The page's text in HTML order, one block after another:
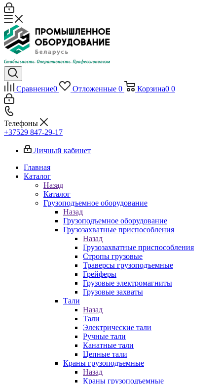
Сравнение0 Отложенные 0 Корзина0 0
Телефоны
+37529 847-29-17‬
Личный кабинет
Главная
Каталог
Назад
Каталог
Грузоподъемное оборудование
Назад
Грузоподъемное оборудование
Грузозахватные приспособления
Назад
Грузозахватные приспособления
Стропы грузовые
Траверсы грузоподъемные
Грейферы
Грузовые электромагниты
Грузовые захваты
Тали
Назад
Тали
Электрические тали
Ручные тали
Канатные тали
Цепные тали
Краны грузоподъемные
Назад
Краны грузоподъемные